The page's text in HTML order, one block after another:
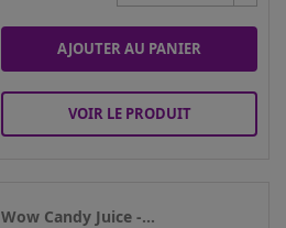
AJOUTER AU PANIER
VOIR LE PRODUIT
Wow Candy Juice -...